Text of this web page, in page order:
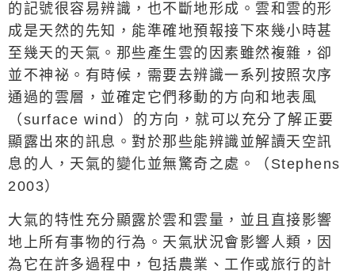
的記號很容易辨識，也不斷地形成。雲和雲的形
成是天然的先知，能準確地預報接下來幾小時甚
至幾天的天氣。那些產生雲的因素雖然複雜，卻
並不神祕。有時候，需要去辨識一系列按照次序
通過的雲層，並確定它們移動的方向和地表風
（ surface wind ）的方向，就可以充分了解正要
顯露出來的訊息。對於那些能辨識並解讀天空訊
息的人，天氣的變化並無驚奇之處。（ Stephens
2003）
大氣的特性充分顯露於雲和雲量，並且直接影響
地上所有事物的行為。天氣狀況會影響人類，因
為它在許多過程中，包括農業、工作或旅行的計